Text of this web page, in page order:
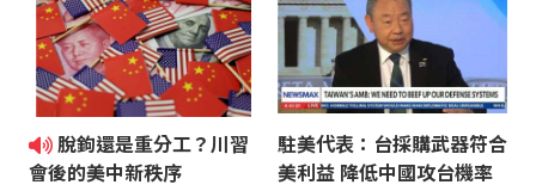
脫鉤還是重分工？川習
會後的美中新秩序
駐美代表：台採購武器符合
美利益 降低中國攻台機率